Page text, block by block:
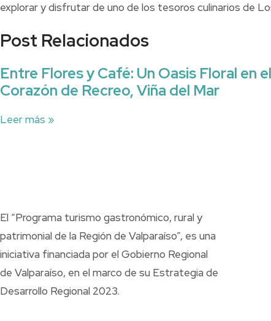
explorar y disfrutar de uno de los tesoros culinarios de
Post Relacionados
Entre Flores y Café: Un Oasis Floral en el
Corazón de Recreo, Viña del Mar
Leer más »
El “Programa turismo gastronómico, rural y
patrimonial de la Región de Valparaíso”, es una
iniciativa financiada por el Gobierno Regional
de Valparaíso, en el marco de su Estrategia de
Desarrollo Regional 2023.